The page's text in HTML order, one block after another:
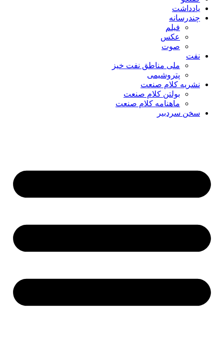
یادداشت
چندرسانه
فیلم
عکس
صوت
نفت
ملی مناطق نفت خیز
پتروشیمی
نشریه کلام صنعت
بولتن کلام صنعت
ماهنامه کلام صنعت
سخن سردبیر